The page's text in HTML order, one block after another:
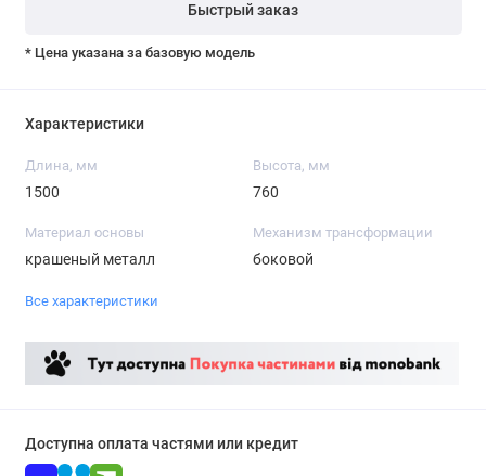
Быстрый заказ
* Цена указана за базовую модель
Характеристики
Длина, мм
1500
Высота, мм
760
Материал основы
крашеный металл
Механизм трансформации
боковой
Все характеристики
Доступна оплата частями или кредит